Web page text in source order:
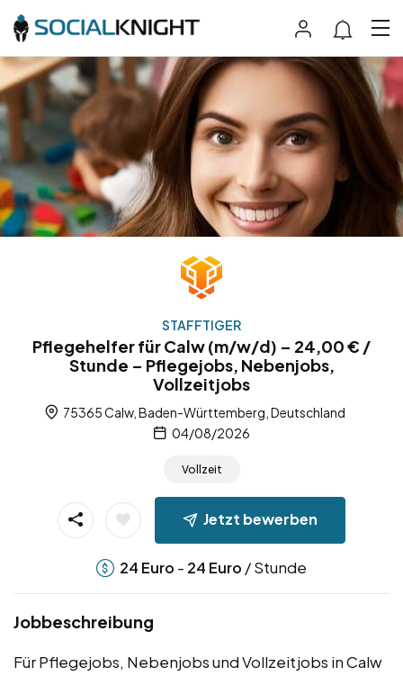
STAFFTIGER
Pflegehelfer für Calw (m/w/d) – 24,00 € /
Stunde – Pflegejobs, Nebenjobs,
Vollzeitjobs
75365 Calw, Baden-Württemberg, Deutschland
04/08/2026
Vollzeit
Jetzt bewerben
24 Euro - 24 Euro / Stunde
Jobbeschreibung
Für Pflegejobs, Nebenjobs und Vollzeitjobs in Calw